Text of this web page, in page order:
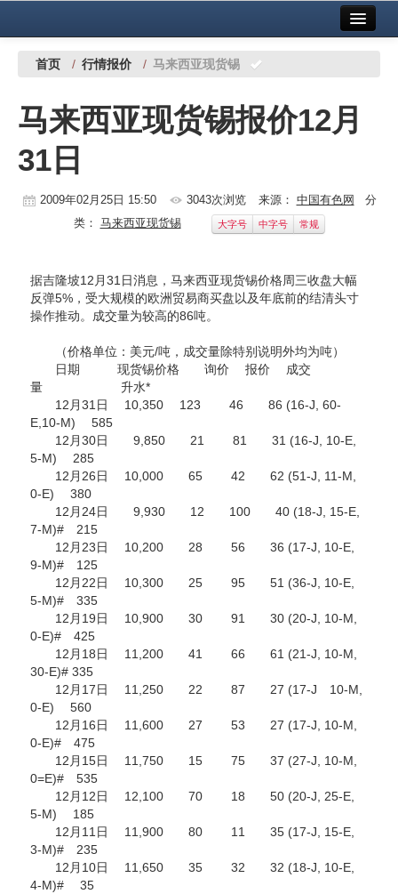
中国有色金属报社主办 广告服务
铜镍铅锌
铝
稀有稀土
科技
镁钛
地矿 建设
党建工作
企业文化
《资源再生》杂志
行情报价
数字报
首页 / 行情报价 / 马来西亚现货锡
马来西亚现货锡报价12月
31日
2009年02月25日 15:50 3043次浏览 来源： 中国有色网 分
类： 马来西亚现货锡 大字号 中字号 常规
据吉隆坡12月31日消息，马来西亚现货锡价格周三收盘大幅
反弹5%，受大规模的欧洲贸易商买盘以及年底前的结清头寸
操作推动。成交量为较高的86吨。
（价格单位：美元/吨，成交量除特别说明外均为吨）
日期 现货锡价格 询价 报价 成交
量 升水*
12月31日 10,350 123 46 86 (16-J, 60-
E,10-M) 585
12月30日 9,850 21 81 31 (16-J, 10-E,
5-M) 285
12月26日 10,000 65 42 62 (51-J, 11-M,
0-E) 380
12月24日 9,930 12 100 40 (18-J, 15-E,
7-M)# 215
12月23日 10,200 28 56 36 (17-J, 10-E,
9-M)# 125
12月22日 10,300 25 95 51 (36-J, 10-E,
5-M)# 335
12月19日 10,900 30 91 30 (20-J, 10-M,
0-E)# 425
12月18日 11,200 41 66 61 (21-J, 10-M,
30-E)# 335
12月17日 11,250 22 87 27 (17-J 10-M,
0-E) 560
12月16日 11,600 27 53 27 (17-J, 10-M,
0-E)# 475
12月15日 11,750 15 75 37 (27-J, 10-M,
0=E)# 535
12月12日 12,100 70 18 50 (20-J, 25-E,
5-M) 185
12月11日 11,900 80 11 35 (17-J, 15-E,
3-M)# 235
12月10日 11,650 35 32 32 (18-J, 10-E,
4-M)# 35